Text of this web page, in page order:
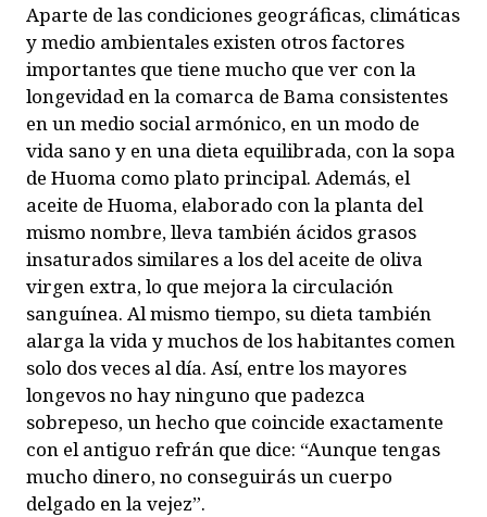
Aparte de las condiciones geográficas, climáticas
y medio ambientales existen otros factores
importantes que tiene mucho que ver con la
longevidad en la comarca de Bama consistentes
en un medio social armónico, en un modo de
vida sano y en una dieta equilibrada, con la sopa
de Huoma como plato principal. Además, el
aceite de Huoma, elaborado con la planta del
mismo nombre, lleva también ácidos grasos
insaturados similares a los del aceite de oliva
virgen extra, lo que mejora la circulación
sanguínea. Al mismo tiempo, su dieta también
alarga la vida y muchos de los habitantes comen
solo dos veces al día. Así, entre los mayores
longevos no hay ninguno que padezca
sobrepeso, un hecho que coincide exactamente
con el antiguo refrán que dice: “Aunque tengas
mucho dinero, no conseguirás un cuerpo
delgado en la vejez”.